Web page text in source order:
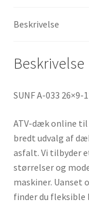
o
k
r
p
p
Beskrivelse
Beskrivelse
SUNF A-033 26×9-
ATV-dæk online til
bredt udvalg af
asfalt. Vi tilbyder
størrelser og
maskiner. Uanset
finder du fleksible